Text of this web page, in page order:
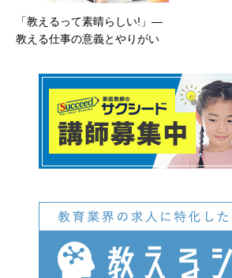
「教えるって素晴らしい!」―
教える仕事の意義とやりがい